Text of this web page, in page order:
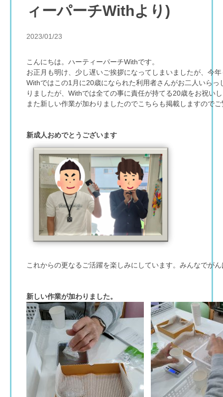
ィーパーチWithより)
2023/01/23
こんにちは。ハーティーパーチWithです。
お正月も明け、少し遅いご挨拶になってしまいましたが、今
Withではこの1月に20歳になられた利用者さんがお二人いら
りましたが、Withでは全ての事に責任が持てる20歳をお祝い
また新しい作業が加わりましたのでこちらも掲載しますので
新成人おめでとうございます
これからの更なるご活躍を楽しみにしています。みんなでが
新しい作業が加わりました。